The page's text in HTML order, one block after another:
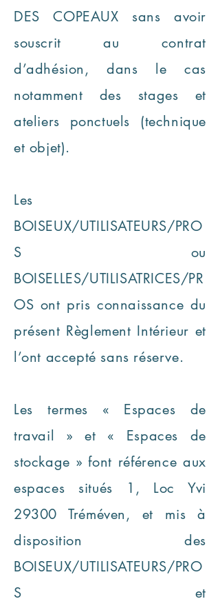
DES COPEAUX sans avoir
souscrit au contrat
d’adhésion, dans le cas
notamment des stages et
ateliers ponctuels (technique
et objet).
Les
BOISEUX/UTILISATEURS/PRO
S ou
BOISELLES/UTILISATRICES/PR
OS ont pris connaissance du
présent Règlement Intérieur et
l’ont accepté sans réserve.
Les termes « Espaces de
travail » et « Espaces de
stockage » font référence aux
espaces situés 1, Loc Yvi
29300 Tréméven, et mis à
disposition des
BOISEUX/UTILISATEURS/PRO
S et